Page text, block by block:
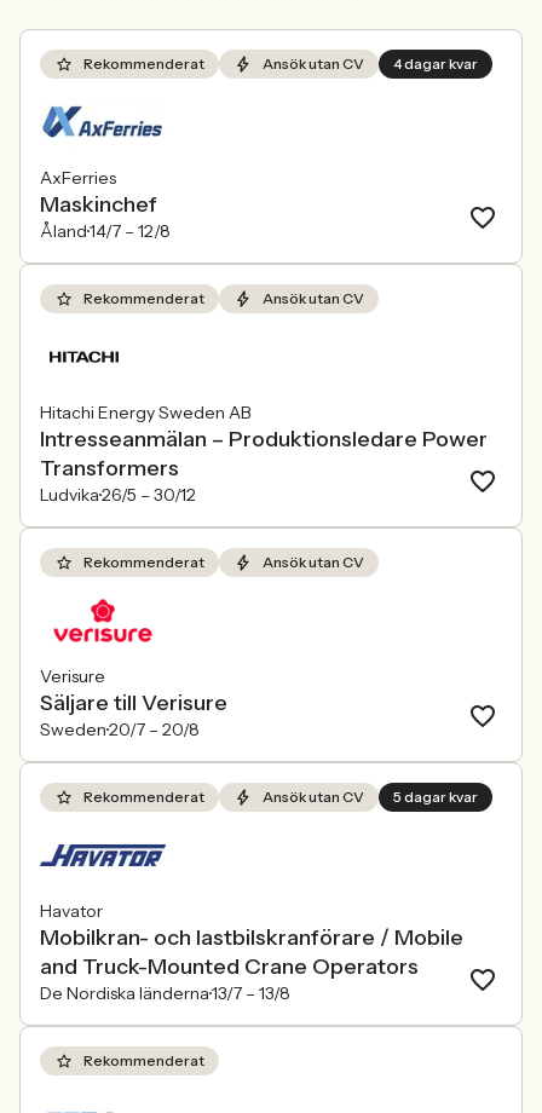
Rekommenderat Ansök utan CV 4 dagar kvar
AxFerries
Maskinchef
Åland14/7 – 12/8
Rekommenderat Ansök utan CV
Hitachi Energy Sweden AB
Intresseanmälan – Produktionsledare Power
Transformers
Ludvika26/5 – 30/12
Rekommenderat Ansök utan CV
Verisure
Säljare till Verisure
Sweden20/7 – 20/8
Rekommenderat Ansök utan CV 5 dagar kvar
Havator
Mobilkran- och lastbilskranförare / Mobile
and Truck-Mounted Crane Operators
De Nordiska länderna13/7 – 13/8
Rekommenderat